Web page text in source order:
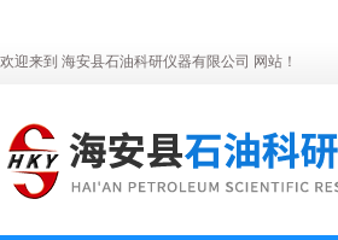
欢迎来到 海安县石油科研仪器有限公司 网站！